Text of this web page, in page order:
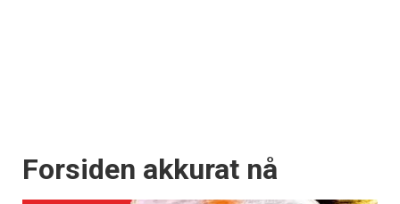
Forsiden akkurat nå